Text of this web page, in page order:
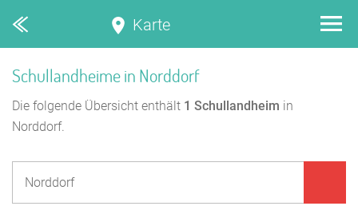
Karte
Schullandheime in Norddorf
Die folgende Übersicht enthält 1 Schullandheim in
Norddorf.